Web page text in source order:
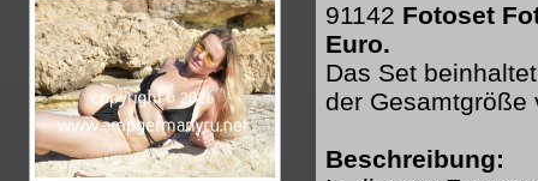
91142 Fotoset
Euro.
Das Set
der Gesamtgröße
Beschreibung: